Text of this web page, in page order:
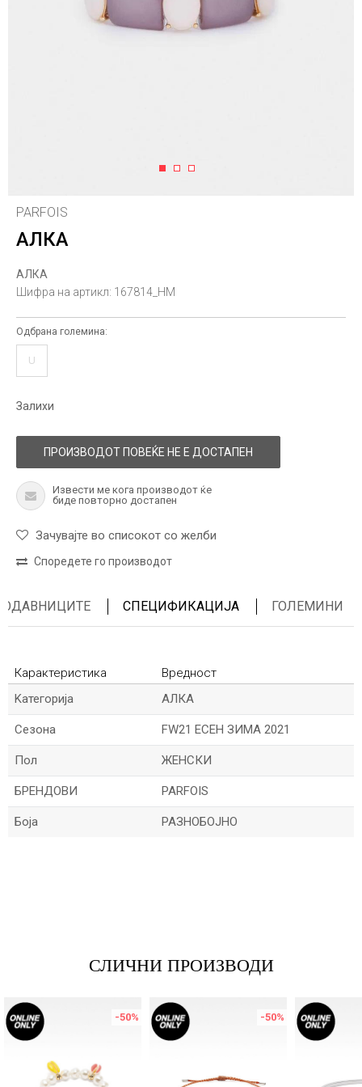
1 2 3
PARFOIS
АЛКА
АЛКА
Шифра на артикл: 167814_HM
Одбрана големина:
U
Залихи
ПРОИЗВОДОТ ПОВЕЌЕ НЕ Е ДОСТАПЕН
Извести ме кога производот ќе
биде повторно достапен
Зачувајте во списокот со желби
Споредете го производот
СПЕЦИФИКАЦИЈА ГОЛЕМИНИ
Карактеристика
Вредност
Kатегорија
АЛКА
Сезона FW21 ЕСЕН ЗИМА 2021
Пол ЖЕНСКИ
БРЕНДОВИ PARFOIS
Боја РАЗНОБОЈНО
Порака
СЛИЧНИ ПРОИЗВОДИ
-50% -50%